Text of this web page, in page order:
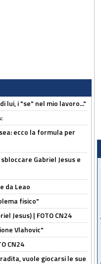
lui, i "se" nel mio lavoro..."
ecco la formula per
Gabriel Jesus e
da Leao
fisico"
Jesus) | FOTO CN24
Vlahovic"
CN24
vuole giocarsi le sue